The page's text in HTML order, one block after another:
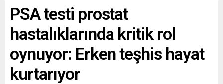
PSA testi prostat
hastalıklarında kritik rol
oynuyor: Erken teşhis hayat
kurtarıyor